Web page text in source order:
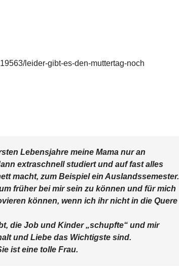
leider-gibt-es-den-muttertag-noch
Lebensjahre meine Mama nur an
extraschnell studiert und auf fast alles
macht, zum Beispiel ein Auslandssemester.
früher bei mir sein zu können und für mich
können, wenn ich ihr nicht in die Quere
die Job und Kinder „schupfte“ und mir
und Liebe das Wichtigste sind.
ist eine tolle Frau.